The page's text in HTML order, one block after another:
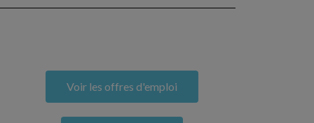
Voir les offres d'emploi